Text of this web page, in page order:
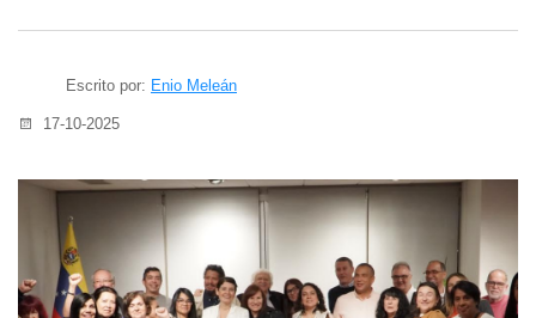
Escrito por: Enio Meleán
17-10-2025